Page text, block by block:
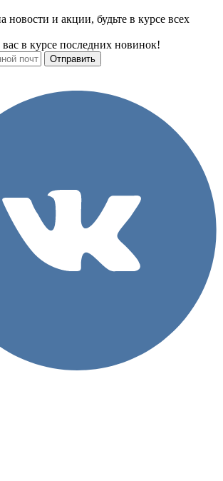
новости и акции, будьте в курсе всех
в курсе последних новинок!